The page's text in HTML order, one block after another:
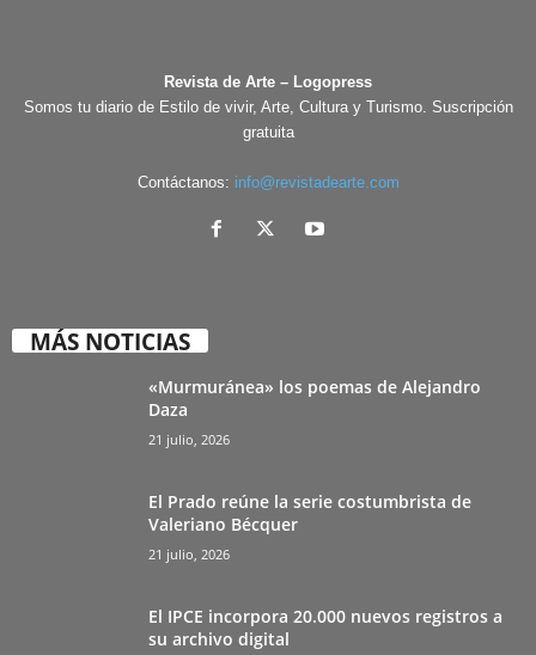
Revista de Arte – Logopress
Somos tu diario de Estilo de vivir, Arte, Cultura y Turismo. Suscripción
gratuita
Contáctanos: info@revistadearte.com
MÁS NOTICIAS
«Murmuránea» los poemas de Alejandro
Daza
21 julio, 2026
El Prado reúne la serie costumbrista de
Valeriano Bécquer
21 julio, 2026
El IPCE incorpora 20.000 nuevos registros a
su archivo digital